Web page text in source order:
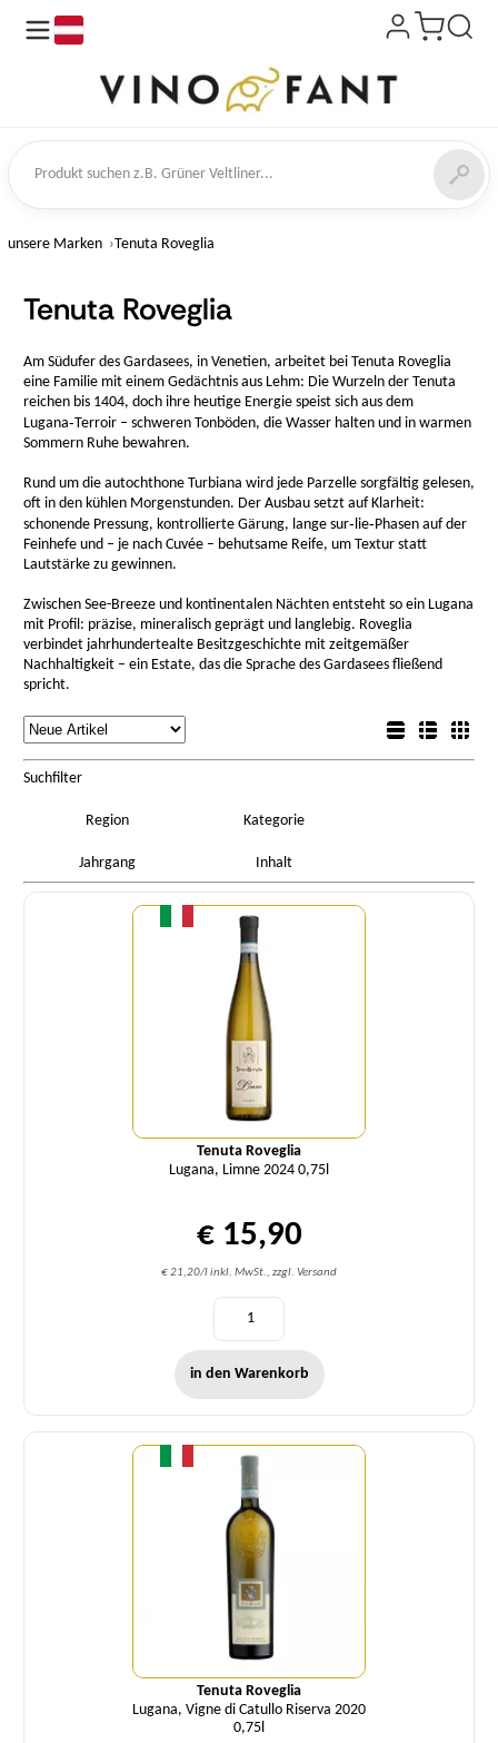
suchen
unsere Marken Tenuta Roveglia
Tenuta Roveglia
Am Südufer des Gardasees, in Venetien, arbeitet bei Tenuta Roveglia
eine Familie mit einem Gedächtnis aus Lehm: Die Wurzeln der Tenuta
reichen bis 1404, doch ihre heutige Energie speist sich aus dem
Lugana‑Terroir – schweren Tonböden, die Wasser halten und in warmen
Sommern Ruhe bewahren.
Rund um die autochthone Turbiana wird jede Parzelle sorgfältig gelesen,
oft in den kühlen Morgenstunden. Der Ausbau setzt auf Klarheit:
schonende Pressung, kontrollierte Gärung, lange sur‑lie‑Phasen auf der
Feinhefe und – je nach Cuvée – behutsame Reife, um Textur statt
Lautstärke zu gewinnen.
Zwischen See-Breeze und kontinentalen Nächten entsteht so ein Lugana
mit Profil: präzise, mineralisch geprägt und langlebig. Roveglia
verbindet jahrhundertealte Besitzgeschichte mit zeitgemäßer
Nachhaltigkeit – ein Estate, das die Sprache des Gardasees fließend
spricht.
Listenansicht
Sortierung
Suchfilter
Region Kategorie
Jahrgang Inhalt
Tenuta Roveglia
Lugana, Limne 2024 0,75l
€ 15,90
€ 21,20/l inkl. MwSt., zzgl. Versand
Menge
in den Warenkorb
Tenuta Roveglia
Lugana, Vigne di Catullo Riserva 2020
0,75l
Menge